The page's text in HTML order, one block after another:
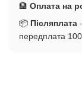
🏦 Оплата на
📦 Післяплата
передплата